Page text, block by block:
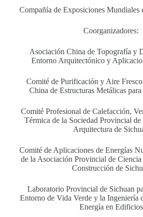
Compañía de Exposiciones
Coorganizadores:
Asociación China de Topografía y
Entorno Arquitectónico y
Comité de Purificación y Aire
China de Estructuras Metálicas
Comité Profesional de Calefacción,
Térmica de la Sociedad Provincial
Arquitectura de
Comité de Aplicaciones de Energías
de la Asociación Provincial de
Construcción de
Laboratorio Provincial de Sichuan
Entorno de Vida Verde y la Ingeniería
Energía en Edificios